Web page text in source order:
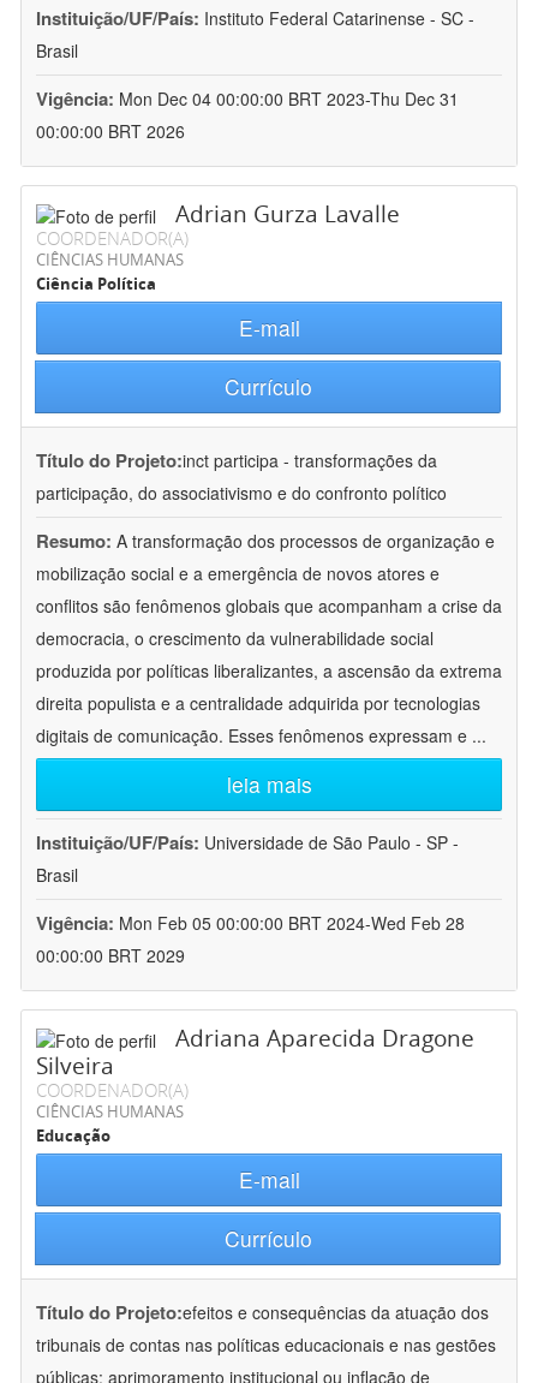
Instituição/UF/País: Instituto Federal Catarinense - SC -
Brasil
Vigência: Mon Dec 04 00:00:00 BRT 2023-Thu Dec 31
00:00:00 BRT 2026
Adrian Gurza Lavalle
COORDENADOR(A)
CIÊNCIAS HUMANAS
Ciência Política
E-mail
Currículo
Título do Projeto:inct participa - transformações da
participação, do associativismo e do confronto político
Resumo: A transformação dos processos de organização e
mobilização social e a emergência de novos atores e
conflitos são fenômenos globais que acompanham a crise da
democracia, o crescimento da vulnerabilidade social
produzida por políticas liberalizantes, a ascensão da extrema
direita populista e a centralidade adquirida por tecnologias
digitais de comunicação. Esses fenômenos expressam e ...
leia mais
Instituição/UF/País: Universidade de São Paulo - SP -
Brasil
Vigência: Mon Feb 05 00:00:00 BRT 2024-Wed Feb 28
00:00:00 BRT 2029
Adriana Aparecida Dragone
Silveira
COORDENADOR(A)
CIÊNCIAS HUMANAS
Educação
E-mail
Currículo
Título do Projeto:efeitos e consequências da atuação dos
tribunais de contas nas políticas educacionais e nas gestões
públicas: aprimoramento institucional ou inflação de